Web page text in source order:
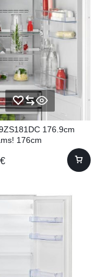
176.9cm
176cm
€